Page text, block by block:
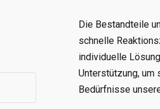
Die Bestandteile
schnelle
individuelle
Unterstützung,
Bedürfnisse